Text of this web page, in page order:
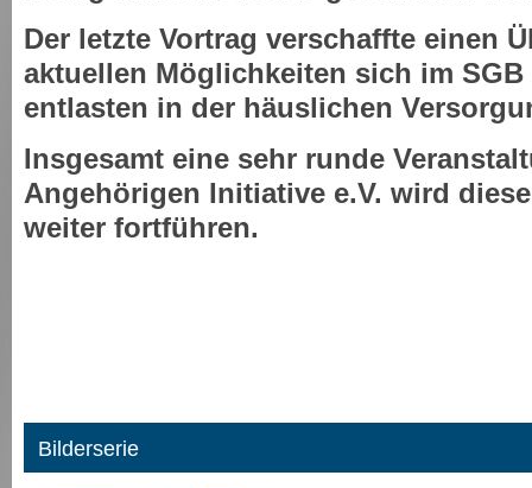
Der letzte Vortrag verschaffte einen
aktuellen Möglichkeiten sich im SGB
entlasten in der häuslichen
Insgesamt eine sehr runde
Angehörigen Initiative e.V. wird
weiter fortführen.
Bilderserie